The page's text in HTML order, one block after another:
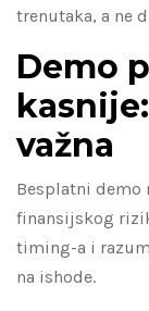
trenutaka, a ne
Demo
važna
Besplatni
finansijskog
timing-a i
na ishode.